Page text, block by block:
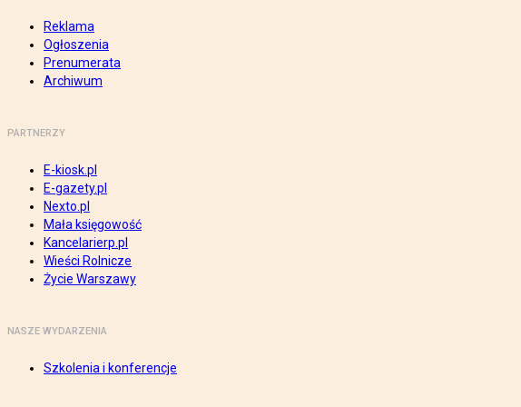
Reklama
Ogłoszenia
Prenumerata
Archiwum
PARTNERZY
E-kiosk.pl
E-gazety.pl
Nexto.pl
Mała księgowość
Kancelarierp.pl
Wieści Rolnicze
Życie Warszawy
NASZE WYDARZENIA
Szkolenia i konferencje